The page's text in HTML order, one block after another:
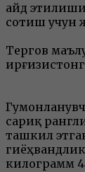
Қайд
сотиш учун
Тергов
сариқ
ташкил
килограмм